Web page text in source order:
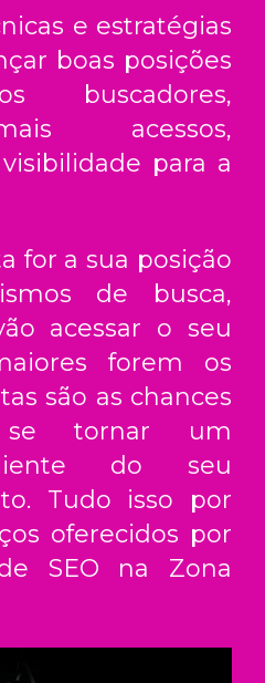
e estratégias
boas posições
buscadores,
acessos,
para a
for a sua posição
de busca,
acessar o seu
forem os
são as chances
tornar um
do seu
Tudo isso por
oferecidos por
SEO na Zona